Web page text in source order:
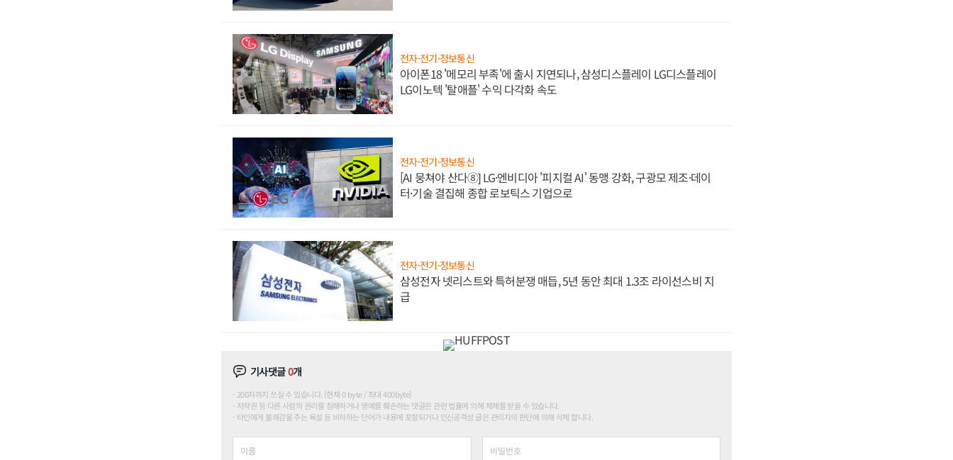
전자·전기·정보통신
아이폰18 '메모리 부족'에 출시 지연되나, 삼성디스플레이 LG디스플레이
LG이노텍 '탈애플' 수익 다각화 속도
전자·전기·정보통신
[AI 뭉쳐야 산다⑧] LG·엔비디아 '피지컬 AI' 동맹 강화, 구광모 제조·데이
터·기술 결집해 종합 로보틱스 기업으로
전자·전기·정보통신
삼성전자 넷리스트와 특허분쟁 매듭, 5년 동안 최대 1.3조 라이선스비 지
급
기사댓글0개
200자까지 쓰실 수 있습니다. (현재 0 byte / 최대 400byte)
저작권 등 다른 사람의 권리를 침해하거나 명예를 훼손하는 댓글은 관련 법률에 의해 제재를 받을 수 있습니다.
타인에게 불쾌감을 주는 욕설 등 비하하는 단어가 내용에 포함되거나 인신공격성 글은 관리자의 판단에 의해 삭제 합니다.